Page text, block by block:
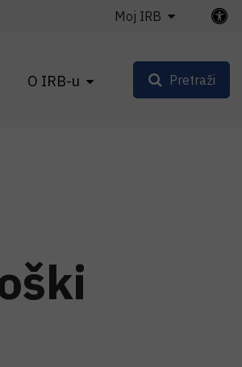
O IRB-u
Moj IRB
Pretraži